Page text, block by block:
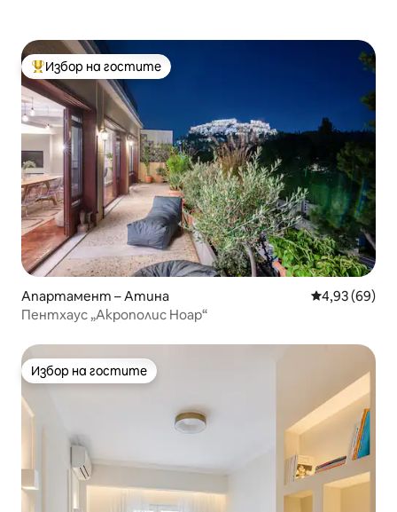
Най-популярен избор на гостите
Избор на гостите
Апартамент – Атина Средна
4,93 (69)
Пентхаус „Акрополис Ноар“
Избор на гостите
Избор на гостите